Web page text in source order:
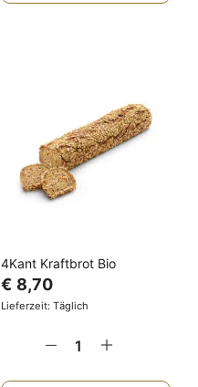
4Kant Kraftbrot Bio
€ 8,70
Lieferzeit: Täglich